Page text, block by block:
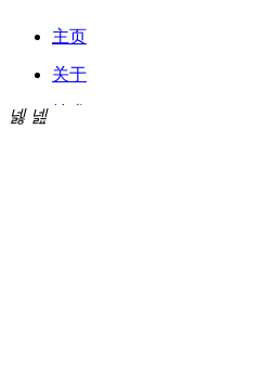
主页
关于
넳 넲